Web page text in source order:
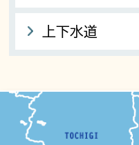
上下水道